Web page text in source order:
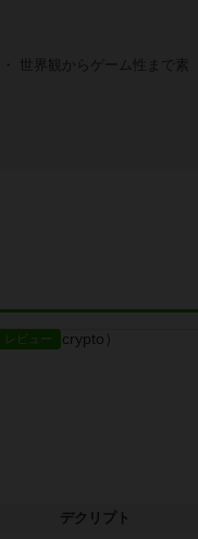
世界観からゲーム性まで素
レビュー
デクリプト